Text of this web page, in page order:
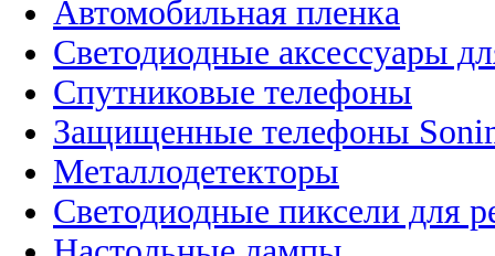
Автомобильная пленка
Светодиодные аксессуары
Спутниковые телефоны
Защищенные телефоны
Металлодетекторы
Светодиодные пиксели для